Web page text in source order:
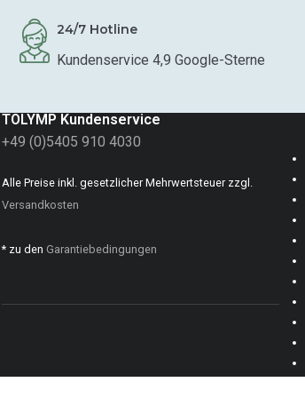
24/7 Hotline
Kundenservice 4,9 Google-Sterne
TOLYMP Kundenservice
+49 (0)5405 910 4030
Alle Preise inkl. gesetzlicher Mehrwertsteuer zzgl.
Versandkosten
* zu den Garantiebedingungen